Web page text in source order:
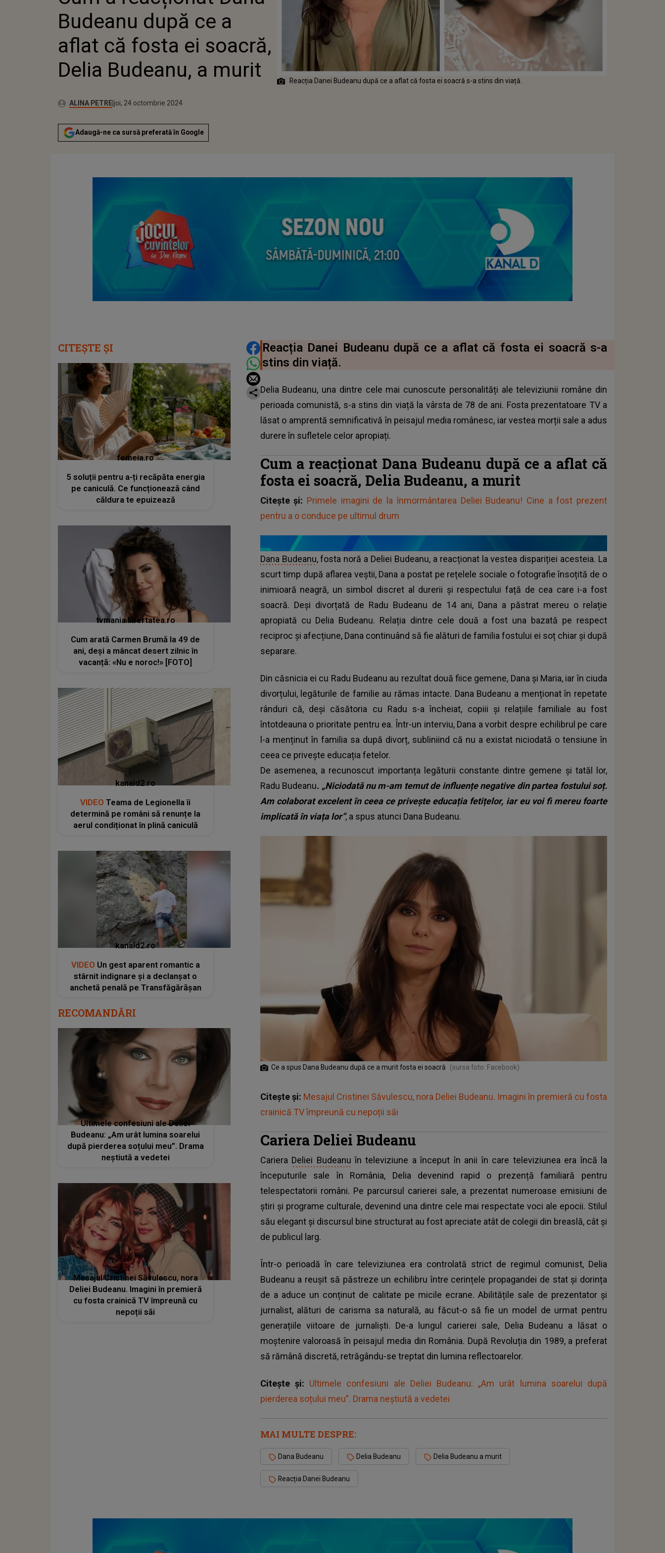
SOACRĂ, DELIA
BUDEANU, A MURIT
Budeanu după ce a
aflat că fosta ei soacră,
Delia Budeanu, a murit
Autor:ALINA PETREPublicat:
joi, 24 octombrie 2024
Actualizat:
joi, 24 octombrie 2024
Adaugă-ne ca sursă preferată în Google
Reacția Danei Budeanu după ce a aflat că fosta ei soacră s-a stins din viață.
DISTRIBUIE ARTICOLUL
Reacția Danei Budeanu după ce a aflat că fosta ei soacră s-a
stins din viață.
Delia Budeanu, una dintre cele mai cunoscute personalități ale televiziunii române din
perioada comunistă, s-a stins din viață la vârsta de 78 de ani. Fosta prezentatoare TV a
lăsat o amprentă semnificativă în peisajul media românesc, iar vestea morții sale a adus
durere în sufletele celor apropiați.
Cum a reacționat Dana Budeanu după ce a aflat că
fosta ei soacră, Delia Budeanu, a murit
Citește și: Primele imagini de la înmormântarea Deliei Budeanu! Cine a fost prezent
pentru a o conduce pe ultimul drum
Dana Budeanu, fosta noră a Deliei Budeanu, a reacționat la vestea dispariției acesteia. La
scurt timp după aflarea veștii, Dana a postat pe rețelele sociale o fotografie însoțită de o
inimioară neagră, un simbol discret al durerii și respectului față de cea care i-a fost
soacră. Deși divorțată de Radu Budeanu de 14 ani, Dana a păstrat mereu o relație
apropiată cu Delia Budeanu. Relația dintre cele două a fost una bazată pe respect
reciproc și afecțiune, Dana continuând să fie alături de familia fostului ei soț chiar și după
separare.
Din căsnicia ei cu Radu Budeanu au rezultat două fiice gemene, Dana și Maria, iar în ciuda
divorțului, legăturile de familie au rămas intacte. Dana Budeanu a menționat în repetate
rânduri că, deși căsătoria cu Radu s-a încheiat, copiii și relațiile familiale au fost
întotdeauna o prioritate pentru ea. Într-un interviu, Dana a vorbit despre echilibrul pe care
l-a menținut în familia sa după divorț, subliniind că nu a existat niciodată o tensiune în
ceea ce privește educația fetelor.
De asemenea, a recunoscut importanța legăturii constante dintre gemene și tatăl lor,
Radu Budeanu. „Niciodată nu m-am temut de influențe negative din partea fostului soț.
Am colaborat excelent în ceea ce privește educația fetițelor, iar eu voi fi mereu foarte
implicată în viața lor”, a spus atunci Dana Budeanu.
Ce a spus Dana Budeanu după ce a murit fosta ei soacră (sursa foto: Facebook)
Citește și: Mesajul Cristinei Săvulescu, nora Deliei Budeanu. Imagini în premieră cu fosta
crainică TV împreună cu nepoții săi
Cariera Deliei Budeanu
Cariera Deliei Budeanu în televiziune a început în anii în care televiziunea era încă la
începuturile sale în România, Delia devenind rapid o prezență familiară pentru
telespectatorii români. Pe parcursul carierei sale, a prezentat numeroase emisiuni de
știri și programe culturale, devenind una dintre cele mai respectate voci ale epocii. Stilul
său elegant și discursul bine structurat au fost apreciate atât de colegii din breaslă, cât și
de publicul larg.
Într-o perioadă în care televiziunea era controlată strict de regimul comunist, Delia
Budeanu a reușit să păstreze un echilibru între cerințele propagandei de stat și dorința
de a aduce un conținut de calitate pe micile ecrane. Abilitățile sale de prezentator și
jurnalist, alături de carisma sa naturală, au făcut-o să fie un model de urmat pentru
generațiile viitoare de jurnaliști. De-a lungul carierei sale, Delia Budeanu a lăsat o
moștenire valoroasă în peisajul media din România. După Revoluția din 1989, a preferat
să rămână discretă, retrăgându-se treptat din lumina reflectoarelor.
Citește și: Ultimele confesiuni ale Deliei Budeanu: „Am urât lumina soarelui după
pierderea soțului meu”. Drama neștiută a vedetei
MAI MULTE DESPRE:
Dana Budeanu Delia Budeanu Delia Budeanu a murit
Reacția Danei Budeanu
CITEȘTE ȘI
femeia.ro
5 soluții pentru a-ți recăpăta energia
pe caniculă. Ce funcționează când
căldura te epuizează
tvmania.libertatea.ro
Cum arată Carmen Brumă la 49 de
ani, deși a mâncat desert zilnic în
vacanță: «Nu e noroc!» [FOTO]
kanald2.ro
VIDEO Teama de Legionella îi
determină pe români să renunțe la
aerul condiționat în plină caniculă
kanald2.ro
VIDEO Un gest aparent romantic a
stârnit indignare și a declanșat o
anchetă penală pe Transfăgărășan
RECOMANDĂRI
Ultimele confesiuni ale Deliei
Budeanu: „Am urât lumina soarelui
după pierderea soțului meu”. Drama
neștiută a vedetei
Mesajul Cristinei Săvulescu, nora
Deliei Budeanu. Imagini în premieră
cu fosta crainică TV împreună cu
nepoții săi